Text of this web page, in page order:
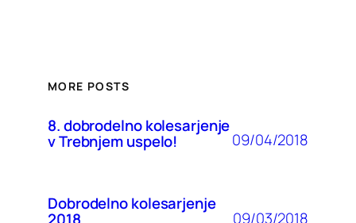
MORE POSTS
8. dobrodelno kolesarjenje
v Trebnjem uspelo! 09/04/2018
Dobrodelno kolesarjenje
09/03/2018